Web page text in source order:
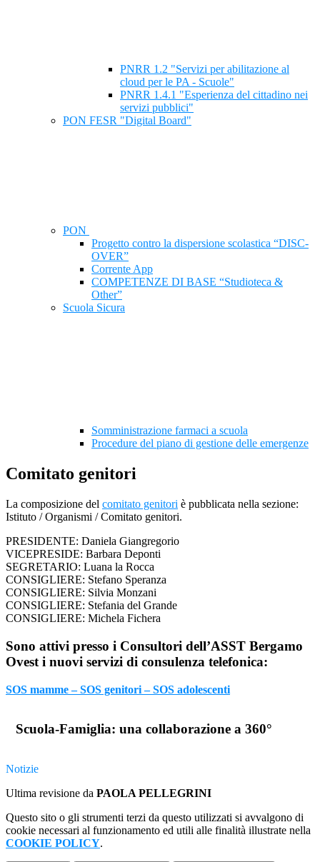
PNRR 1.2 "Servizi per abilitazione al
cloud per le PA - Scuole"
PNRR 1.4.1 "Esperienza del cittadino nei
servizi pubblici"
PON FESR "Digital Board"
PON
Progetto contro la dispersione scolastica “DISC-
OVER”
Corrente App
COMPETENZE DI BASE “Studioteca &
Other”
Scuola Sicura
Somministrazione farmaci a scuola
Procedure del piano di gestione delle emergenze
Comitato genitori
La composizione del comitato genitori è pubblicata nella sezione:
Istituto / Organismi / Comitato genitori.
PRESIDENTE: Daniela Giangregorio
VICEPRESIDE: Barbara Deponti
SEGRETARIO: Luana la Rocca
CONSIGLIERE: Stefano Speranza
CONSIGLIERE: Silvia Monzani
CONSIGLIERE: Stefania del Grande
CONSIGLIERE: Michela Fichera
Sono attivi presso i Consultori dell’ASST Bergamo
Ovest i nuovi servizi di consulenza telefonica:
SOS mamme – SOS genitori – SOS adolescenti
Scuola-Famiglia: una collaborazione a 360°
Notizie
Ultima revisione da PAOLA PELLEGRINI
Questo sito o gli strumenti terzi da questo utilizzati si avvalgono di
cookie necessari al funzionamento ed utili alle finalità illustrate nella
COOKIE POLICY.